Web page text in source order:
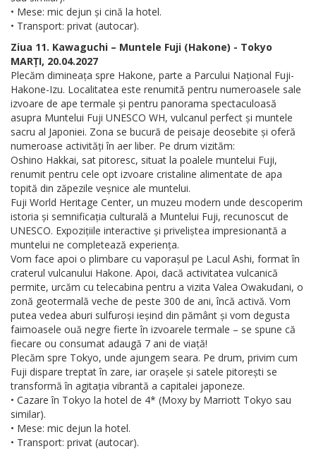
• Mese: mic dejun și cină la hotel.
• Transport: privat (autocar).
Ziua 11. Kawaguchi – Muntele Fuji (Hakone) - Tokyo
MARȚI, 20.04.2027
Plecăm dimineața spre Hakone, parte a Parcului Național Fuji-
Hakone-Izu. Localitatea este renumită pentru numeroasele sale
izvoare de ape termale și pentru panorama spectaculoasă
asupra Muntelui Fuji UNESCO WH, vulcanul perfect și muntele
sacru al Japoniei. Zona se bucură de peisaje deosebite și oferă
numeroase activități în aer liber. Pe drum vizităm:
Oshino Hakkai, sat pitoresc, situat la poalele muntelui Fuji,
renumit pentru cele opt izvoare cristaline alimentate de apa
topită din zăpezile veșnice ale muntelui.
Fuji World Heritage Center, un muzeu modern unde descoperim
istoria și semnificația culturală a Muntelui Fuji, recunoscut de
UNESCO. Expozițiile interactive și priveliștea impresionantă a
muntelui ne completează experiența.
Vom face apoi o plimbare cu vaporașul pe Lacul Ashi, format în
craterul vulcanului Hakone. Apoi, dacă activitatea vulcanică
permite, urcăm cu telecabina pentru a vizita Valea Owakudani, o
zonă geotermală veche de peste 300 de ani, încă activă. Vom
putea vedea aburi sulfuroși ieșind din pământ și vom degusta
faimoasele ouă negre fierte în izvoarele termale – se spune că
fiecare ou consumat adaugă 7 ani de viață!
Plecăm spre Tokyo, unde ajungem seara. Pe drum, privim cum
Fuji dispare treptat în zare, iar orașele și satele pitorești se
transformă în agitația vibrantă a capitalei japoneze.
• Cazare în Tokyo la hotel de 4* (Moxy by Marriott Tokyo sau
similar).
• Mese: mic dejun la hotel.
• Transport: privat (autocar).